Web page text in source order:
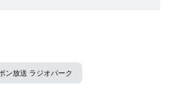
ン放送 ラジオパーク